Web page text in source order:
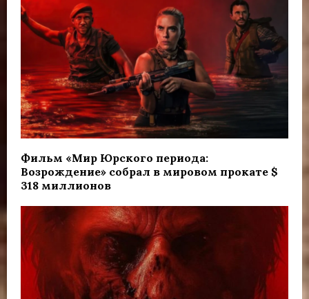
Фильм «Мир Юрского периода:
Возрождение» собрал в мировом прокате $
318 миллионов